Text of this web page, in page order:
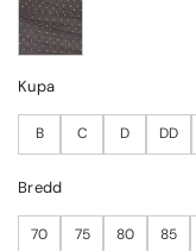
Kupa
B C D DD
Bredd
70 75 80 85